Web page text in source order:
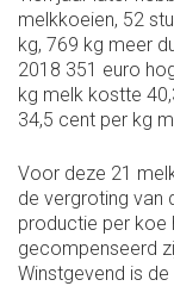
melkkoeien, 52
kg, 769 kg meer
2018 351 euro
kg melk kostte
34,5 cent per kg
Voor deze 21
de vergroting van
productie per koe
gecompenseerd
Winstgevend is